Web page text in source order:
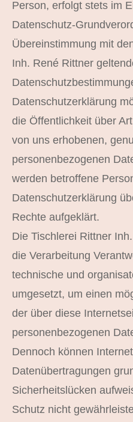
Person, erfolgt stets im
Datenschutz-
Übereinstimmung mit
Inh. René Rittner
Datenschutzerklärung
die Öffentlichkeit über
von uns erhobenen,
personenbezogenen
werden betroffene
Datenschutzerklärung
Rechte aufgeklärt.
Die Tischlerei Rittner
die Verarbeitung
technische und
umgesetzt, um einen
der über diese
personenbezogenen
Dennoch können
Datenübertragungen
Sicherheitslücken
Schutz nicht